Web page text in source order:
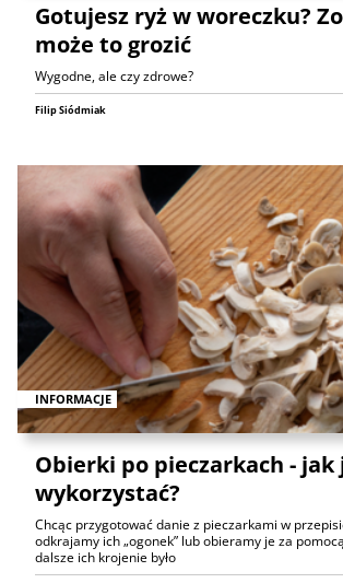
Gotujesz ryż w woreczku?
może to grozić
Wygodne, ale czy zdrowe?
Filip Siódmiak
INFORMACJE
Obierki po pieczarkach - jak
wykorzystać?
Chcąc przygotować danie z pieczarkami w
odkrajamy ich „ogonek” lub obieramy je za
dalsze ich krojenie było